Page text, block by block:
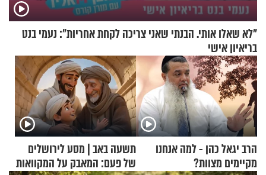
"לא שאלו אותי. הבנתי שאני צריכה לקחת אחריות": נעמי בנט
בריאיון אישי
הרב יגאל כהן - למה אנחנו
מקיימים מצוות?
תשעה באב | מסע לירושלים
של פעם: המאבק על המקוואות